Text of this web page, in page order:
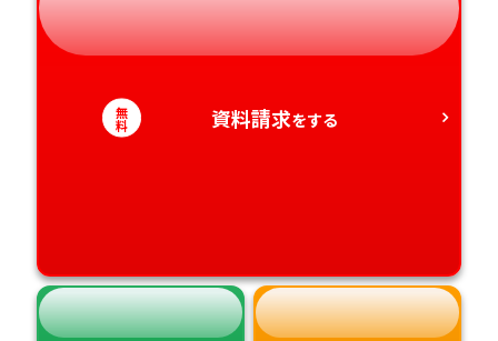
静岡県
愛知県
和歌山県
徳島県
香川県
大分県
宮崎県
無
料 資料請求をする